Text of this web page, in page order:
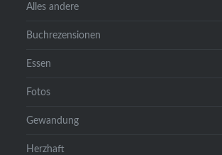
Alles andere
Buchrezensionen
Essen
Fotos
Gewandung
Herzhaft